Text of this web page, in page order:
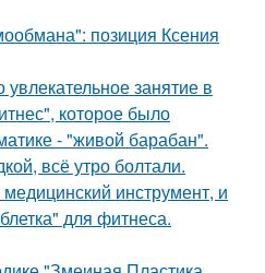
позиция Ксения
занятие в
которое было
- "живой барабан".
всё утро болтали.
инструмент, и
для фитнеса.